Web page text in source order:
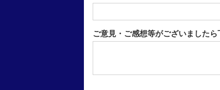
ご意見・ご感想等がございましたら